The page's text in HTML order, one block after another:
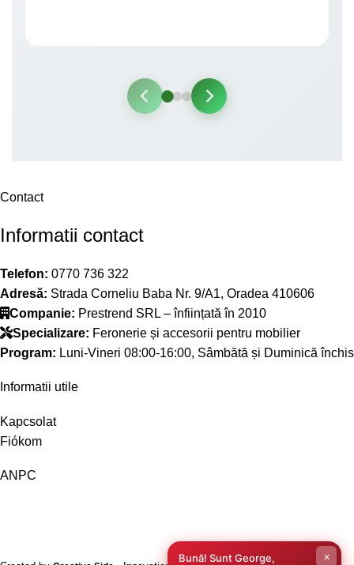
Contact
Informatii contact
Telefon: 0770 736 322
Adresă: Strada Corneliu Baba Nr. 9/A1, Oradea 410606
Companie: Prestrend SRL – înființată în 2010
Specializare: Feronerie și accesorii pentru mobilier
Program: Luni-Vineri 08:00-16:00, Sâmbătă și Duminică închis
Informatii utile
Kapcsolat
Fiókom
ANPC
Bună! Sunt George, ×